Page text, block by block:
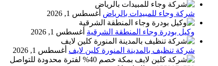
شركة وجاء للمبيدات بالرياض أغسطس 1, 2026
وكيل بودرة وجاء المنطقة الشرقية أغسطس 1, 2026
شركة تنظيف بالمدينة المنورة كلين لايف أغسطس 1, 2026